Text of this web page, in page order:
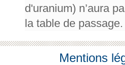
d'uranium) n’aura
la table de passage.
Mentions